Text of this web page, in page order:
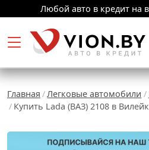
Любой авто в кредит на
Главная Легковые автомобили
Купить Lada (ВАЗ) 2108 в